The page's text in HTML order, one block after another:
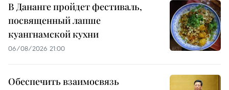
В Дананге пройдет фестиваль,
посвященный лапше
куангнамской кухни
06/08/2026 21:00
Обеспечить взаимосвязь